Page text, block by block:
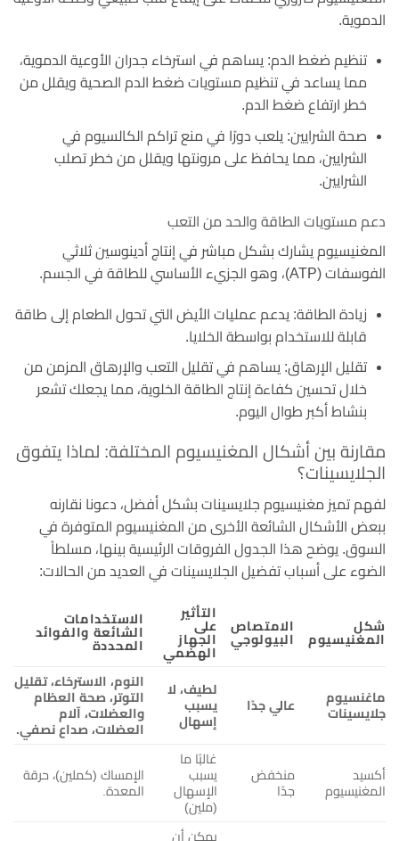
الدموية.
تنظيم ضغط الدم: يساهم في استرخاء جدران الأوعية الدموية،
مما يساعد في تنظيم مستويات ضغط الدم الصحية ويقلل من
خطر ارتفاع ضغط الدم.
صحة الشرايين: يلعب دورًا في منع تراكم الكالسيوم في
الشرايين، مما يحافظ على مرونتها ويقلل من خطر تصلب
الشرايين.
دعم مستويات الطاقة والحد من التعب
المغنيسيوم يشارك بشكل مباشر في إنتاج أدينوسين ثلاثي
الفوسفات (ATP)، وهو الجزيء الأساسي للطاقة في الجسم.
زيادة الطاقة: يدعم عمليات الأيض التي تحول الطعام إلى طاقة
قابلة للاستخدام بواسطة الخلايا.
تقليل الإرهاق: يساهم في تقليل التعب والإرهاق المزمن من
خلال تحسين كفاءة إنتاج الطاقة الخلوية، مما يجعلك تشعر
بنشاط أكبر طوال اليوم.
مقارنة بين أشكال المغنيسيوم المختلفة: لماذا يتفوق
الجلايسينات؟
لفهم تميز مغنيسيوم جلايسينات بشكل أفضل، دعونا نقارنه
ببعض الأشكال الشائعة الأخرى من المغنيسيوم المتوفرة في
السوق. يوضح هذا الجدول الفروقات الرئيسية بينها، مسلطاً
الضوء على أسباب تفضيل الجلايسينات في العديد من الحالات:
شكل
المغنيسيوم
الامتصاص
البيولوجي
التأثير
على
الجهاز
الهضمي
الاستخدامات
الشائعة والفوائد
المحددة
ماغنسيوم
جلايسينات
عالي جدًا
لطيف، لا
يسبب
إسهال
النوم، الاسترخاء، تقليل
التوتر، صحة العظام
والعضلات، آلام
العضلات، صداع نصفي.
أكسيد
المغنيسيوم
منخفض
جدًا
غالبًا ما
يسبب
الإسهال
(ملين)
الإمساك (كملين)، حرقة
المعدة.
يمكن أن